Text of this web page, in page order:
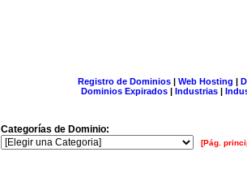
Registro de Dominios| Web Hosting |
Dominios Expirados | Industrias |
Categorías de Dominio:
[Pág.